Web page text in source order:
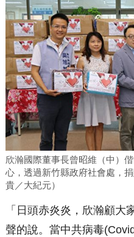
欣瀚國際董事長曾昭維（中）
心，透過新竹縣政府社會處，
貴／大紀元）
「日頭赤炎炎，欣瀚顧
聲的說。當中共病毒